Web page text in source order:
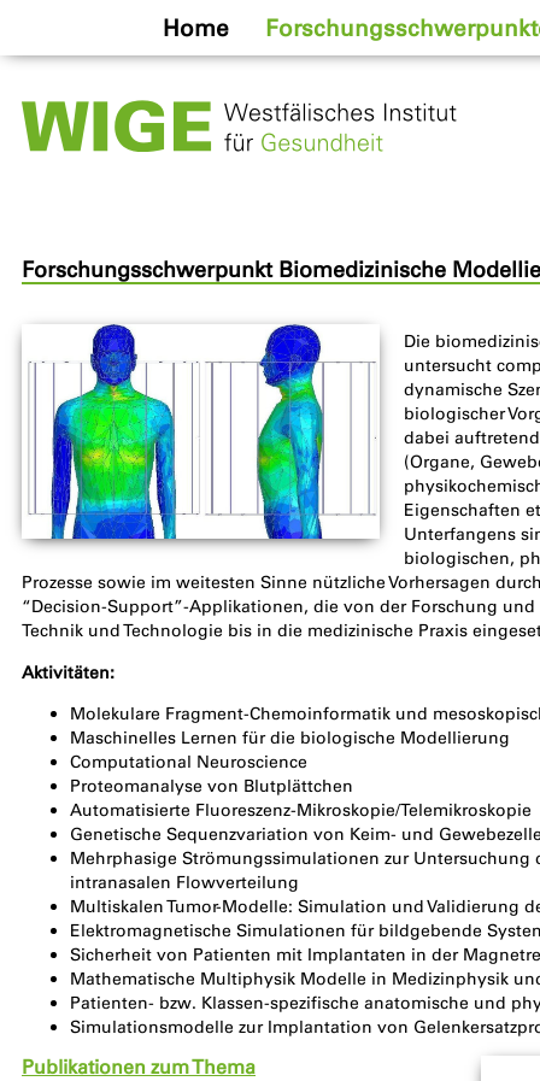
Home
Forschungsschwerpunkt Biomedizinische
Die
untersucht
dynamische
biologischer
dabei
(Organe,
Eigenschaften
Unterfangens
biologischen,
Prozesse sowie im weitesten Sinne nützliche Vorhersagen
“Decision-Support”-Applikationen, die von der Forschung
Technik und Technologie bis in die medizinische Praxis
Aktivitäten:
Molekulare Fragment-Chemoinformatik und
Maschinelles Lernen für die biologische Modellierung
Computational Neuroscience
Proteomanalyse von Blutplättchen
Automatisierte Fluoreszenz-Mikroskopie/Telemikroskopie
Genetische Sequenzvariation von Keim- und
Mehrphasige Strömungssimulationen zur
intranasalen Flowverteilung
Multiskalen Tumor-Modelle: Simulation und Validierung
Elektromagnetische Simulationen für bildgebende
Sicherheit von Patienten mit Implantaten in der
Mathematische Multiphysik Modelle in Medizinphysik
Patienten- bzw. Klassen-spezifische anatomische und
Simulationsmodelle zur Implantation von
Publikationen zum Thema